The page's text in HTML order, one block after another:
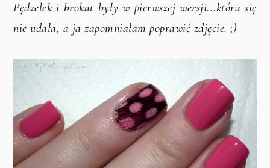
Pędzelek i brokat były w pierwszej wersji...która się
nie udała, a ja zapomniałam poprawić zdjęcie. ;)